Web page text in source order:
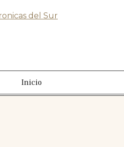
Inicio